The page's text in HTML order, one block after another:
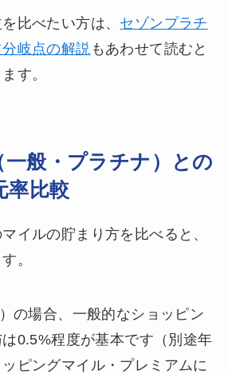
比べたい方は、 セゾンプラチ
岐点の解説 もあわせて読むと
す。
般・プラチナ）との
率比較
イルの貯まり方を比べると、
。
の場合、一般的なショッピン
0.5%程度が基本です（別途年
ピングマイル・プレミアムに